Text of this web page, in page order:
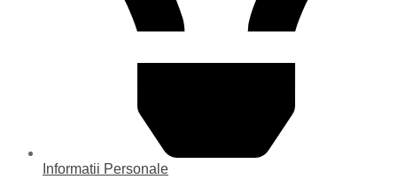
Informatii Personale